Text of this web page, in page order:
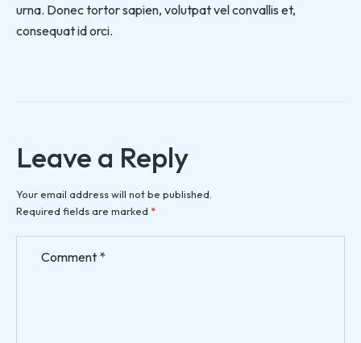
urna. Donec tortor sapien, volutpat vel convallis et,
consequat id orci.
Leave a Reply
Your email address will not be published.
Required fields are marked *